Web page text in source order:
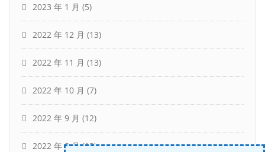
2023 年 1 月 (5)
2022 年 12 月 (13)
2022 年 11 月 (13)
2022 年 10 月 (7)
2022 年 9 月 (12)
2022 年 8 月(12)